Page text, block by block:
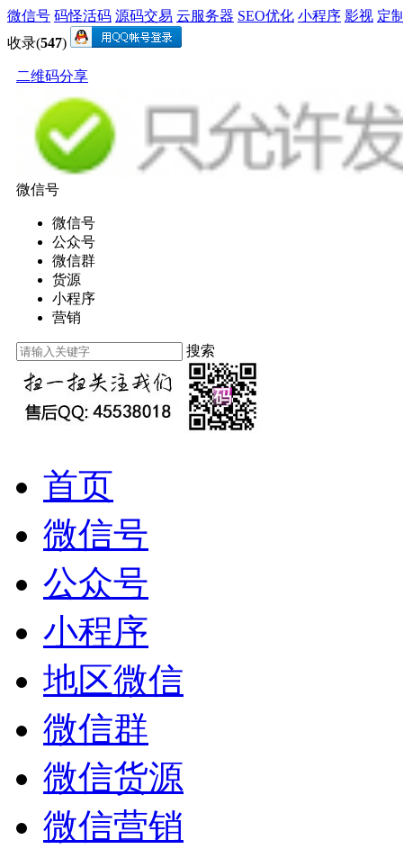
微信号 码怪活码 源码交易 云服务器 SEO优化 小程序 影视 定
收录(547)
二维码分享
微信号
微信号
公众号
微信群
货源
小程序
营销
搜索
首页
微信号
公众号
小程序
地区微信
微信群
微信货源
微信营销